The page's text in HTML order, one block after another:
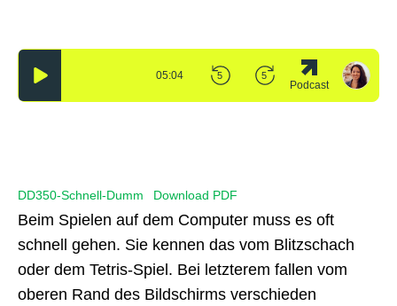
DD350-Schnell-Dumm Download PDF
Beim Spielen auf dem Computer muss es oft
schnell gehen. Sie kennen das vom Blitzschach
oder dem Tetris-Spiel. Bei letzterem fallen vom
oberen Rand des Bildschirms verschieden